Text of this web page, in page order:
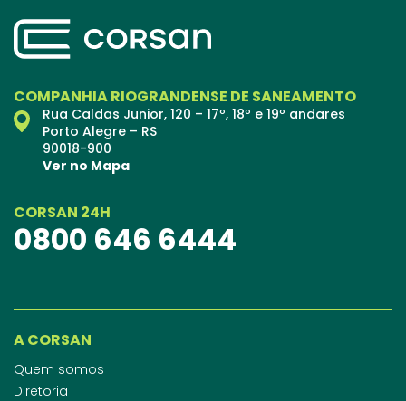
COMPANHIA RIOGRANDENSE DE SANEAMENTO
Rua Caldas Junior, 120 – 17º, 18º e 19º andares
Porto Alegre – RS
90018-900
Ver no Mapa
CORSAN 24H
0800 646 6444
A CORSAN
Quem somos
Diretoria